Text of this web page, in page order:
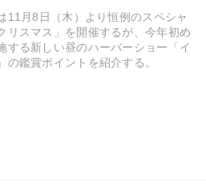
11月8日（木）より恒例のスペシャ
リスマス」を開催するが、今年初め
する新しい昼のハーバーショー「イ
鑑賞ポイントを紹介する。